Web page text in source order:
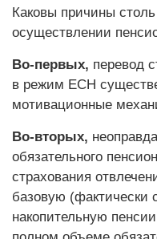
Каковы причины
осуществлении
Во-первых, перевод
в режим ЕСН
мотивационные
Во-вторых,
обязательного
страхования
базовую (фактически
накопительную